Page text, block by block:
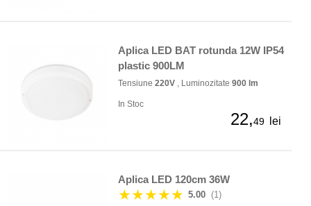
Aplica LED BAT rotunda 12W IP54
plastic 900LM
Tensiune 220V , Luminozitate 900 lm
In Stoc
22,49 lei
Aplica LED 120cm 36W
★★★★★ 5.00 (1)